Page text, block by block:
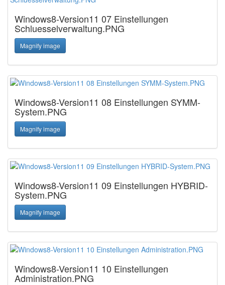
Windows8-Version11 07 Einstellungen
Schluesselverwaltung.PNG
Magnify image
Windows8-Version11 08 Einstellungen SYMM-
System.PNG
Magnify image
Windows8-Version11 09 Einstellungen HYBRID-
System.PNG
Magnify image
Windows8-Version11 10 Einstellungen
Administration.PNG